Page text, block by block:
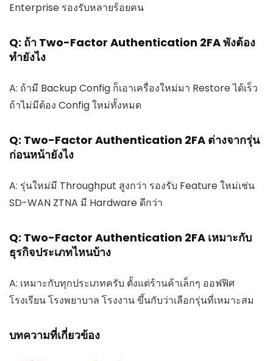
Enterprise รองรับหลายร้อยคน
Q: ถ้า Two-Factor Authentication 2FA พังต้อง
ทำยังไง
A: ถ้ามี Backup Config ก็เอาเครื่องใหม่มา Restore ได้เร็ว
ถ้าไม่มีต้อง Config ใหม่ทั้งหมด
Q: Two-Factor Authentication 2FA ต่างจากรุ่น
ก่อนหน้ายังไง
A: รุ่นใหม่มี Throughput สูงกว่า รองรับ Feature ใหม่เช่น
SD-WAN ZTNA มี Hardware ดีกว่า
Q: Two-Factor Authentication 2FA เหมาะกับ
ธุรกิจประเภทไหนบ้าง
A: เหมาะกับทุกประเภทครับ ตั้งแต่ร้านค้าเล็กๆ ออฟฟิศ
โรงเรียน โรงพยาบาล โรงงาน ขึ้นกับว่าเลือกรุ่นที่เหมาะสม
บทความที่เกี่ยวข้อง